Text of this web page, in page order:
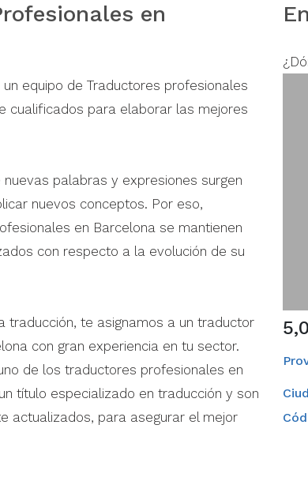
en
equipo de Traductores profesionales
cualificados para elaborar las mejores
palabras y expresiones surgen
nuevos conceptos. Por eso,
en Barcelona se mantienen
con respecto a la evolución de su
traducción, te asignamos a un traductor
con gran experiencia en tu sector.
de los traductores profesionales en
título especializado en traducción y son
actualizados, para asegurar el mejor
5,0